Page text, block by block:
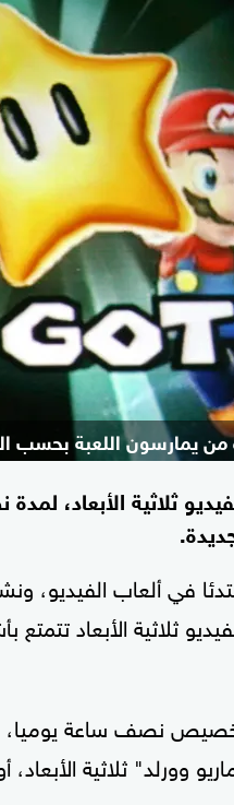
من يمارسون اللعبة بحسب
ثلاثية الأبعاد،
التي أجريت على 69 لاعبا مبتدئا
ثلاثية الأبعاد تتمتع
تخصيص نصف ساعة
وورلد" ثلاثية